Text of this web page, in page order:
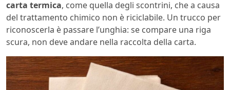
carta termica, come quella degli scontrini, che a causa
del trattamento chimico non è riciclabile. Un trucco per
riconoscerla è passare l’unghia: se compare una riga
scura, non deve andare nella raccolta della carta.